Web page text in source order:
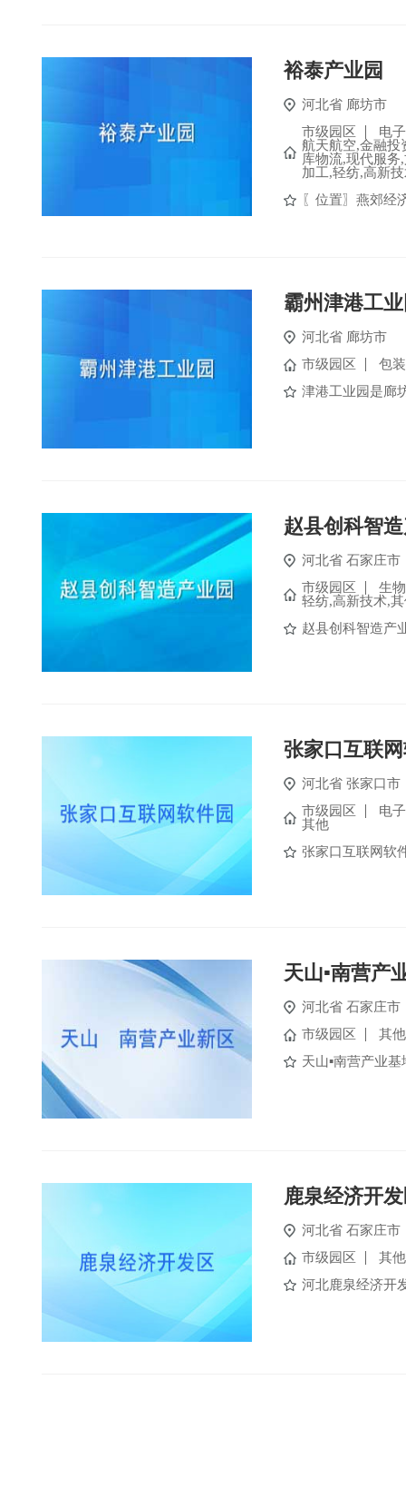
裕泰产业园
河北省 廊坊市
市级园区
电
航天航空,金融投
库物流,现代服
加工,轻纺,高新
〖位置〗燕郊经
霸州津港工
河北省 廊坊市
市级园区
包
津港工业园是廊
赵县创科智
河北省 石家庄市
市级园区
生
轻纺,高新技术,
赵县创科智造产
张家口互联
河北省 张家口市
市级园区
电
其他
张家口互联网软
天山▪南营产
河北省 石家庄市
市级园区
其他
天山▪南营产业
鹿泉经济开
河北省 石家庄市
市级园区
其他
河北鹿泉经济开